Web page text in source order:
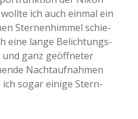
ich auch einmal ein
Ster­nen­him­mel schie­
eine lange Belich­tungs­
und ganz geöff­ne­ter
Nacht­auf­nah­men
sogar einige Stern­